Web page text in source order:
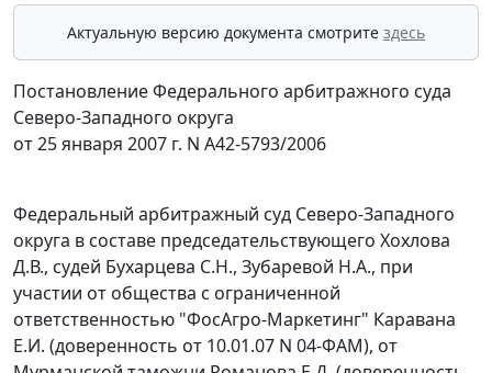
Актуальную версию документа смотрите здесь
Постановление Федерального арбитражного суда
Северо-Западного округа
от 25 января 2007 г. N А42-5793/2006
Федеральный арбитражный суд Северо-Западного
округа в составе председательствующего Хохлова
Д.В., судей Бухарцева С.Н., Зубаревой Н.А., при
участии от общества с ограниченной
ответственностью "ФосАгро-Маркетинг" Каравана
Е.И. (доверенность от 10.01.07 N 04-ФАМ), от